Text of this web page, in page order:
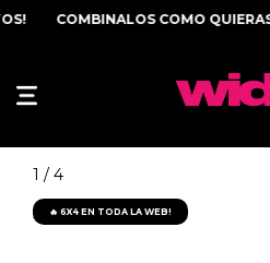
COMBINALOS COMO QUIERAS!
1 / 4
🔥 6X4 EN TODA LA WEB!